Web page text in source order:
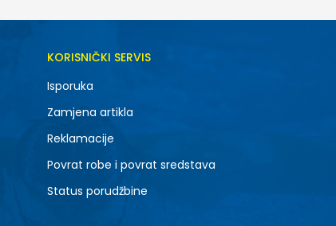
KORISNIČKI SERVIS
Isporuka
Zamjena artikla
Reklamacije
Povrat robe i povrat sredstava
Status porudžbine